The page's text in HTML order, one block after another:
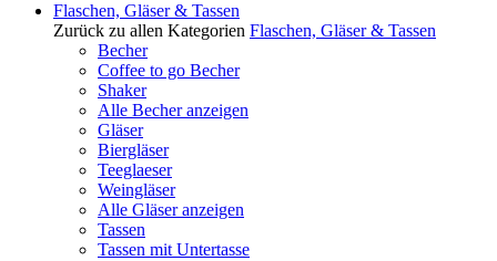
Flaschen, Gläser & Tassen
Zurück zu allen Kategorien Flaschen, Gläser & Tassen
Becher
Coffee to go Becher
Shaker
Alle Becher anzeigen
Gläser
Biergläser
Teeglaeser
Weingläser
Alle Gläser anzeigen
Tassen
Tassen mit Untertasse